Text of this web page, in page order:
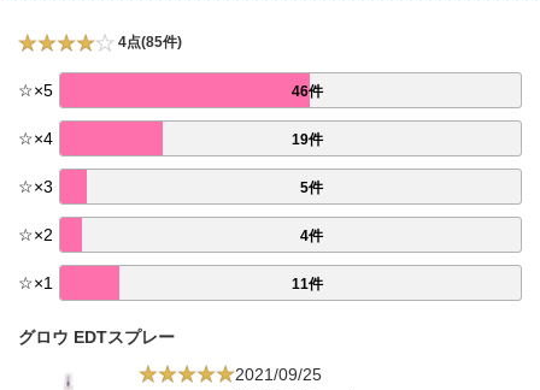
4点(85件)
☆×5 46件
☆×4 19件
☆×3 5件
☆×2 4件
☆×1 11件
グロウ EDTスプレー
2021/09/25